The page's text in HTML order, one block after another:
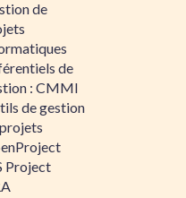
de
de
: CMMI
de gestion
Project